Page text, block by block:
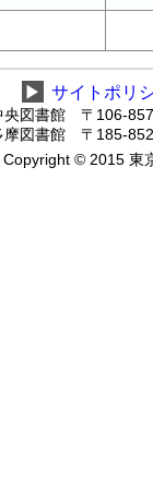
▶ サイトポリ
央図書館 〒106-
摩図書館 〒185-
Copyright © 2015 東